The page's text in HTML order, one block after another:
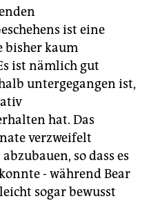
ist eine
bisher kaum
ist nämlich gut
untergegangen ist,
hat. Das
verzweifelt
so dass es
- während Bear
sogar bewusst